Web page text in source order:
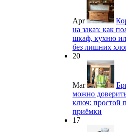
Apr
на заказ: как
шкаф, кухню
без лишних
20
Mar
можно
ключ: простой
приёмки
17